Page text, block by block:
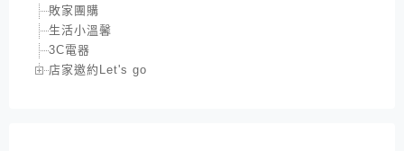
敗家團購
生活小溫馨
3C電器
店家邀約Let's go